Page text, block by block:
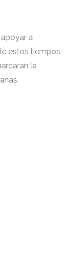
a
estos tiempos
la